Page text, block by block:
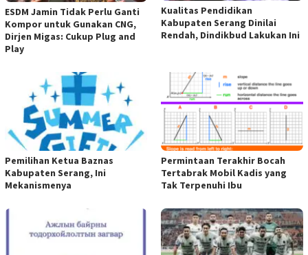
ESDM Jamin Tidak Perlu Ganti
Kompor untuk Gunakan CNG,
Dirjen Migas: Cukup Plug and
Play
Kualitas Pendidikan
Kabupaten Serang Dinilai
Rendah, Dindikbud Lakukan Ini
Pemilihan Ketua Baznas
Kabupaten Serang, Ini
Mekanismenya
Permintaan Terakhir Bocah
Tertabrak Mobil Kadis yang
Tak Terpenuhi Ibu